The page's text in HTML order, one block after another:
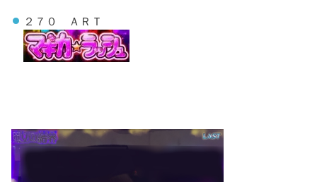
２７０ ＡＲＴ